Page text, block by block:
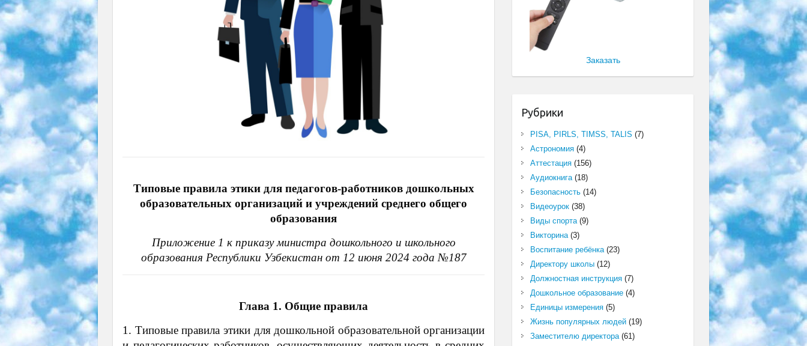
Типовые правила этики для педагогов-работников дошкольных
образовательных организаций и учреждений среднего общего
образования
Приложение 1 к приказу министра дошкольного и школьного
образования Республики Узбекистан от 12 июня 2024 года №187
Глава 1. Общие правила
1. Типовые правила этики для дошкольной образовательной организации
Заказать
Рубрики
PISA, PIRLS, TIMSS, TALIS (7)
Астрономия(4)
Аттестация(156)
Аудиокнига(18)
Безопасность(14)
Видеоурок(38)
Виды спорта(9)
Викторина(3)
Воспитание ребёнка(23)
Директору школы(12)
Должностная инструкция(7)
Дошкольное образование(4)
Единицы измерения(5)
Жизнь популярных людей(19)
Заместителю директора(61)